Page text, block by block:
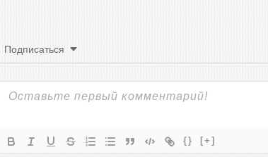
Подписаться
{} [+]